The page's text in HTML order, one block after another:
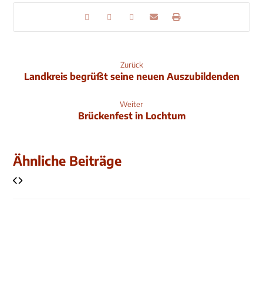
Zurück
Landkreis begrüßt seine neuen Auszubildenden
Weiter
Brückenfest in Lochtum
Ähnliche Beiträge